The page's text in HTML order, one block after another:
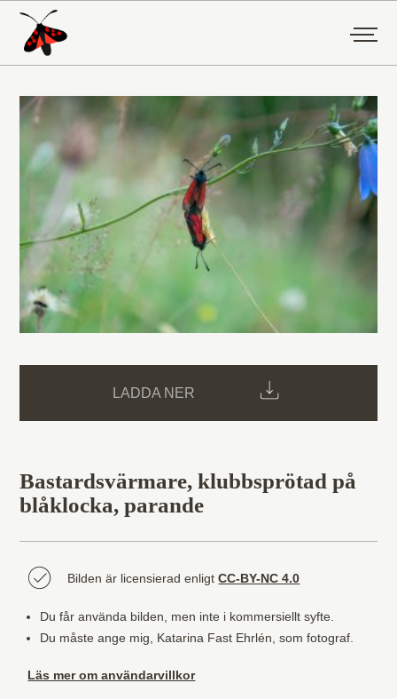
LADDA NER
Bastardsvärmare, klubbsprötad på
blåklocka, parande
Bilden är licensierad enligtCC-BY-NC 4.0
Du får använda bilden, men inte i kommersiellt syfte.
Du måste ange mig, Katarina Fast Ehrlén, som fotograf.
Läs mer om användarvillkor